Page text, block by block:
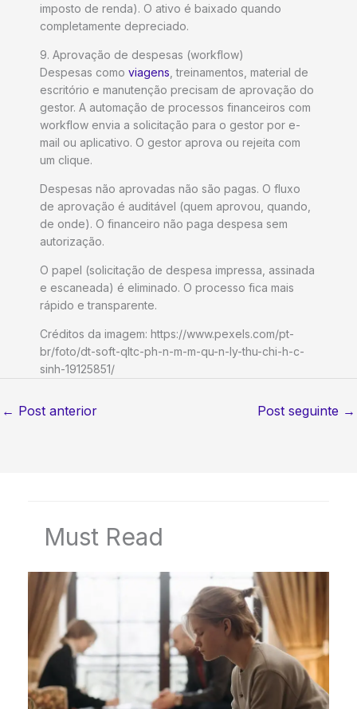
imposto de renda). O ativo é baixado quando
completamente depreciado.
9. Aprovação de despesas (workflow)
Despesas como viagens , treinamentos, material de
escritório e manutenção precisam de aprovação do
gestor. A automação de processos financeiros com
workflow envia a solicitação para o gestor por e-
mail ou aplicativo. O gestor aprova ou rejeita com
um clique.
Despesas não aprovadas não são pagas. O fluxo
de aprovação é auditável (quem aprovou, quando,
de onde). O financeiro não paga despesa sem
autorização.
O papel (solicitação de despesa impressa, assinada
e escaneada) é eliminado. O processo fica mais
rápido e transparente.
Créditos da imagem: https://www.pexels.com/pt-
br/foto/dt-soft-qltc-ph-n-m-m-qu-n-ly-thu-chi-h-c-
sinh-19125851/
← Post anterior Post seguinte →
Must Read